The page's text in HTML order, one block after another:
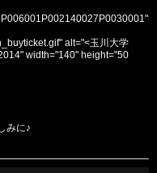
alt="<玉川大学
width="140" height="50
みに♪